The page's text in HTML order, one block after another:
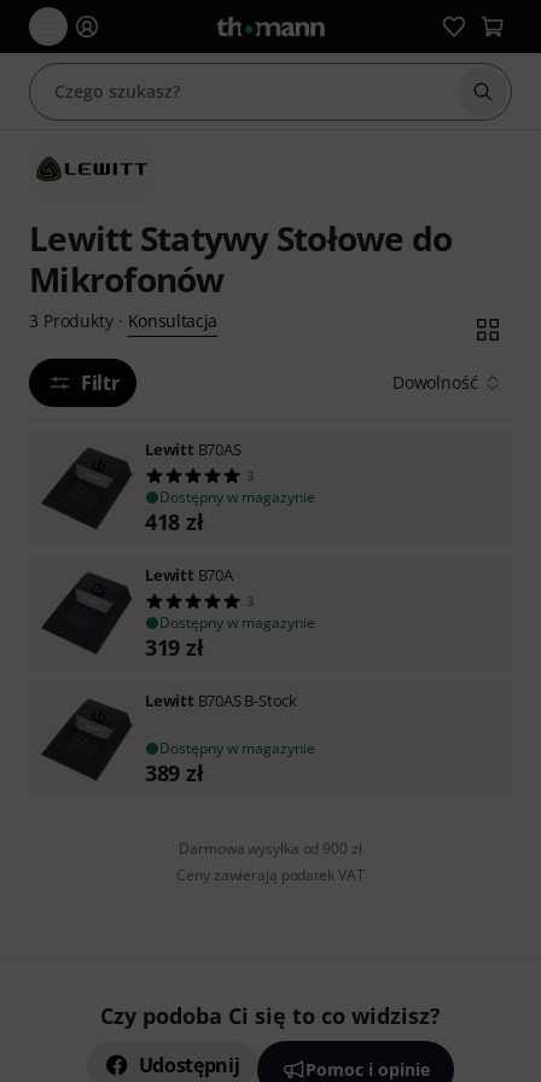
Lewitt Statywy Stołowe do
Mikrofonów
3 Produkty· Konsultacja
Filtr Dowolność
Lewitt B70AS
3
Dostępny w magazynie
418 zł
Lewitt B70A
3
Dostępny w magazynie
319 zł
Lewitt B70AS B-Stock
Dostępny w magazynie
389 zł
Darmowa wysyłka od 900 zł
Ceny zawierają podatek VAT
Czy podoba Ci się to co widzisz?
Udostępnij Pomoc i opinie